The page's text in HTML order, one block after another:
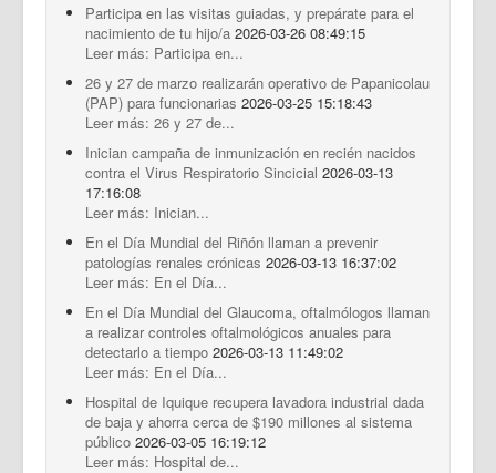
Participa en las visitas guiadas, y prepárate para el
nacimiento de tu hijo/a 2026-03-26 08:49:15
Leer más: Participa en...
26 y 27 de marzo realizarán operativo de Papanicolau
(PAP) para funcionarias 2026-03-25 15:18:43
Leer más: 26 y 27 de...
Inician campaña de inmunización en recién nacidos
contra el Virus Respiratorio Sincicial 2026-03-13
17:16:08
Leer más: Inician...
En el Día Mundial del Riñón llaman a prevenir
patologías renales crónicas 2026-03-13 16:37:02
Leer más: En el Día...
En el Día Mundial del Glaucoma, oftalmólogos llaman
a realizar controles oftalmológicos anuales para
detectarlo a tiempo 2026-03-13 11:49:02
Leer más: En el Día...
Hospital de Iquique recupera lavadora industrial dada
de baja y ahorra cerca de $190 millones al sistema
público 2026-03-05 16:19:12
Leer más: Hospital de...